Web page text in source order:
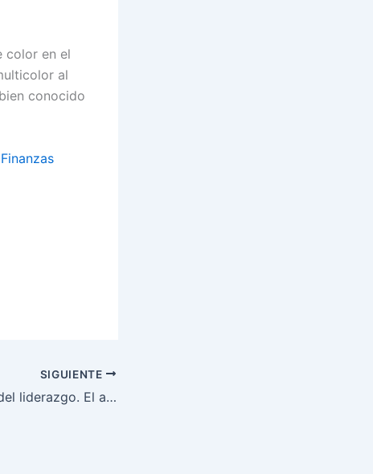
color en el
al
conocido
SIGUIENTE
Los 7 sentidos del liderazgo. El arsenal cognitivo del líder.